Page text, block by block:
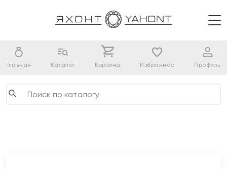
Главная Каталог Корзина Избранное Профиль